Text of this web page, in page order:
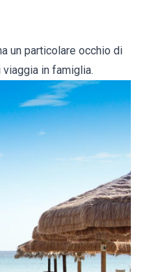
un particolare occhio di
in famiglia.